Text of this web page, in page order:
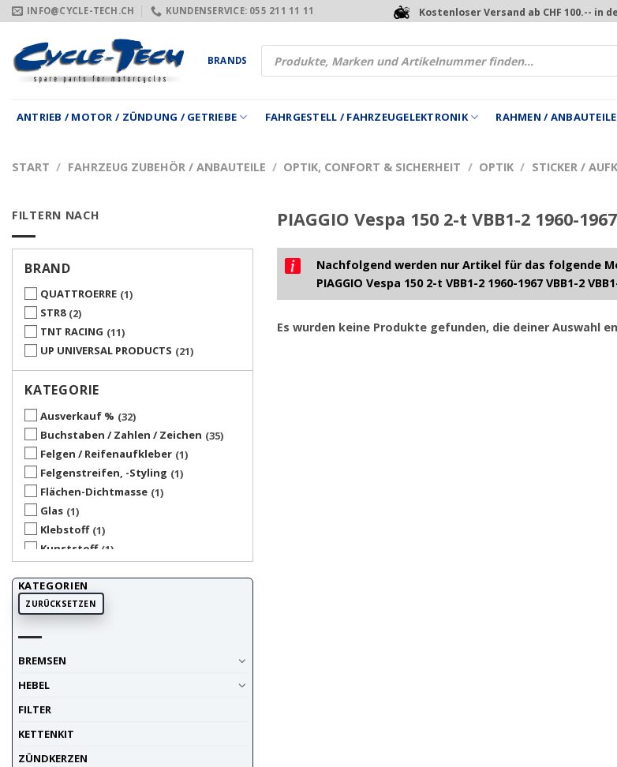
Zum
Inhalt
springen
INFO@CYCLE-TECH.CH KUNDENSERVICE: 055 211 11 11 Kostenloser Versand ab CHF 100.-- in
BRANDS
Products
search
ANTRIEB / MOTOR / ZÜNDUNG / GETRIEBE FAHRGESTELL / FAHRZEUGELEKTRONIK RAHMEN / ANBAUTEILE
START / FAHRZEUG ZUBEHÖR / ANBAUTEILE / OPTIK, CONFORT & SICHERHEIT / OPTIK / STICKER /
FILTERN NACH
BRAND
QUATTROERRE 1
STR8 2
TNT RACING 11
UP UNIVERSAL PRODUCTS
21
KATEGORIE
Ausverkauf % 32
Buchstaben / Zahlen / Zeichen 35
Felgen / Reifenaufkleber 1
Felgenstreifen, -Styling 1
Flächen-Dichtmasse 1
Glas 1
Klebstoff 1
Kunststoff 1
Startnummer
Sticker / Aufkleber
transparente Materialien
Visier
KATEGORIEN
ZURÜCKSETZEN
BREMSEN
HEBEL
FILTER
KETTENKIT
ZÜNDKERZEN
PIAGGIO Vespa 150 2-t VBB1-2 1960-1967
Nachfolgend werden nur Artikel für das folgende
PIAGGIO Vespa 150 2-t VBB1-2 1960-1967 VBB1-2
Es wurden keine Produkte gefunden, die deiner Auswahl